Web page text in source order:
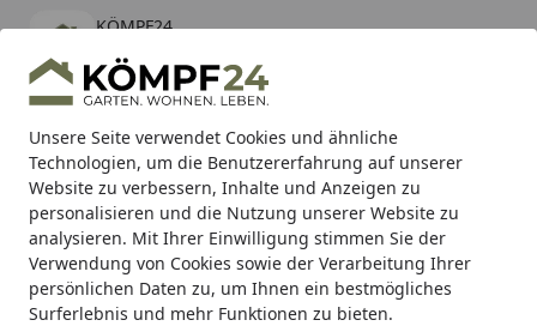
Unsere Seite verwendet Cookies und ähnliche
Technologien, um die Benutzererfahrung auf unserer
Website zu verbessern, Inhalte und Anzeigen zu
personalisieren und die Nutzung unserer Website zu
analysieren. Mit Ihrer Einwilligung stimmen Sie der
Verwendung von Cookies sowie der Verarbeitung Ihrer
persönlichen Daten zu, um Ihnen ein bestmögliches
Surferlebnis und mehr Funktionen zu bieten.
KÖMPF24
kostenlos - Im App Store
Hotline
Alle Produkte
Mein Konto
Suchen
Karibu Pools inkl. gratis Sandfilteranlage & Pool-
Starterset (Gesamtwert bis 468,99€)